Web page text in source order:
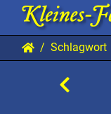
Schlagwort